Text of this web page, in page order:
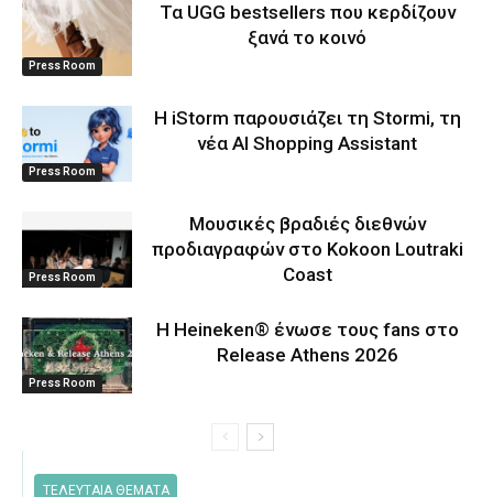
Press Room
Τα UGG bestsellers που κερδίζουν
ξανά το κοινό
Press Room
Η iStorm παρουσιάζει τη Stormi, τη
νέα AI Shopping Assistant
Press Room
Μουσικές βραδιές διεθνών
προδιαγραφών στο Kokoon Loutraki
Coast
Press Room
Η Heineken® ένωσε τους fans στο
Release Athens 2026
ΤΕΛΕΥΤΑΙΑ ΘΕΜΑΤΑ